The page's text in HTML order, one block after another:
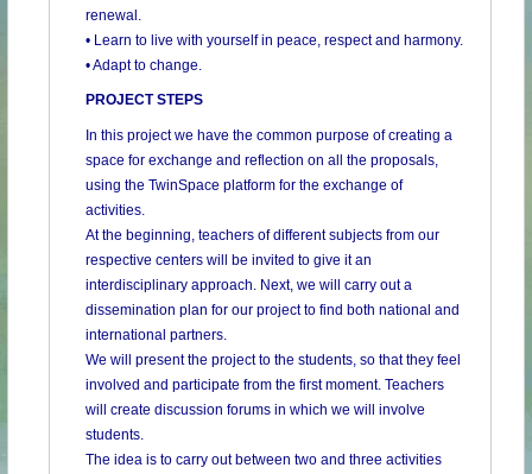
renewal.
• Learn to live with yourself in peace, respect and harmony.
• Adapt to change.
PROJECT STEPS
In this project we have the common purpose of creating a
space for exchange and reflection on all the proposals,
using the TwinSpace platform for the exchange of
activities.
At the beginning, teachers of different subjects from our
respective centers will be invited to give it an
interdisciplinary approach. Next, we will carry out a
dissemination plan for our project to find both national and
international partners.
We will present the project to the students, so that they feel
involved and participate from the first moment. Teachers
will create discussion forums in which we will involve
students.
The idea is to carry out between two and three activities